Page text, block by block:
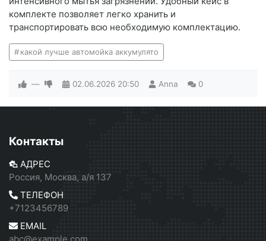
комплекте позволяет легко хранить и
транспортировать всю необходимую комплектацию.
какой лучше автомойка аккумулято
— 02.06.2026 20:50 Anna 0
Контакты
АДРЕС
Россия, Москва, а/я 137
ТЕЛЕФОН
+7123456789
EMAIL